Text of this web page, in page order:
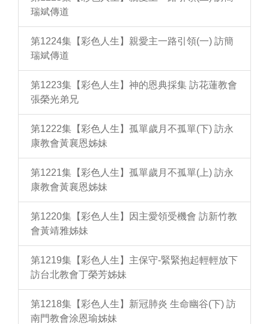
瑞斌傳道
第1224集【彩色人生】親愛主一路引領(一) 訪簡
瑞斌傳道
第1223集【彩色人生】神的恩典採集 訪花蓮教會
張榮光弟兄
第1222集【彩色人生】孤單歲月不孤單(下) 訪永
康教會黃襄恩姊妹
第1221集【彩色人生】孤單歲月不孤單(上) 訪永
康教會黃襄恩姊妹
第1220集【彩色人生】因主愛領受機會 訪新竹教
會黃靖雅姊妹
第1219集【彩色人生】主保守-緊緊抱起輕輕放下
訪台北教會丁榮芳姊妹
第1218集【彩色人生】新冠肺炎 生命幽谷(下) 訪
南門教會涂恩瑜姊妹